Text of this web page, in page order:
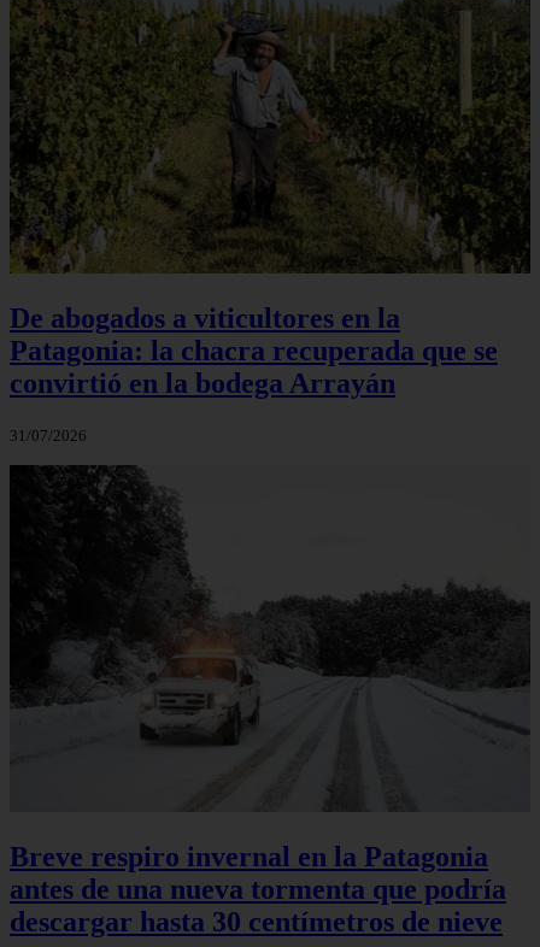
De abogados a viticultores en la
Patagonia: la chacra recuperada que se
convirtió en la bodega Arrayán
31/07/2026
Breve respiro invernal en la Patagonia
antes de una nueva tormenta que podría
descargar hasta 30 centímetros de nieve